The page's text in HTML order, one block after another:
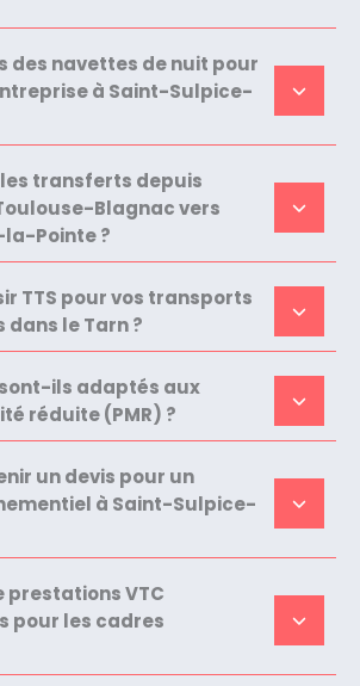
des navettes de nuit pour
à Saint-Sulpice-
transferts depuis
Blagnac vers
Pointe ?
TTS pour vos transports
le Tarn ?
ils adaptés aux
réduite (PMR) ?
un devis pour un
à Saint-Sulpice-
prestations VTC
pour les cadres